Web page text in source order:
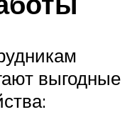
выгодные